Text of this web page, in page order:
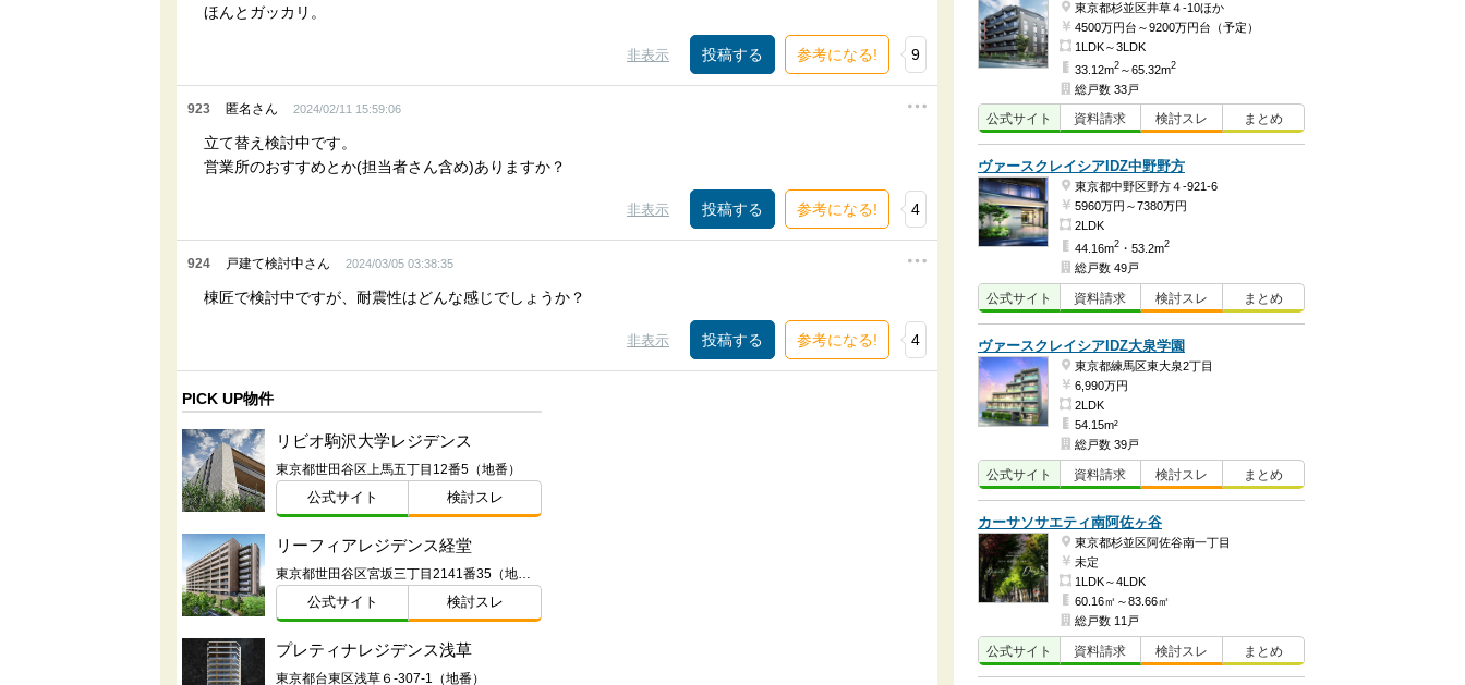
ほんとガッカリ。
非表示 参考になる! 9
923 匿名さん 2024/02/11 15:59:06
立て替え検討中です。
営業所のおすすめとか(担当者さん含め)ありますか？
非表示 参考になる! 4
924 戸建て検討中さん 2024/03/05 03:38:35
棟匠で検討中ですが、耐震性はどんな感じでしょうか？
非表示 参考になる! 4
PICK UP物件
リビオ駒沢大学レジデンス
東京都世田谷区上馬五丁目12番5（地番）
公式サイト 検討スレ
リーフィアレジデンス経堂
東京都世田谷区宮坂三丁目2141番35（地番）
公式サイト 検討スレ
プレティナレジデンス浅草
東京都台東区浅草６-307-1（地番）
東京都杉並区井草４-10ほか
4500万円台～9200万円台（予定）
1LDK～3LDK
33.12m2 ～65.32m2
総戸数 33戸
公式サイト 資料請求 検討スレ まとめ
ヴァースクレイシアIDZ中野野方
東京都中野区野方４-921-6
5960万円～7380万円
2LDK
44.16m2 ・53.2m2
総戸数 49戸
公式サイト 資料請求 検討スレ まとめ
ヴァースクレイシアIDZ大泉学園
東京都練馬区東大泉2丁目
6,990万円
2LDK
54.15m²
総戸数 39戸
公式サイト 資料請求 検討スレ まとめ
カーサソサエティ南阿佐ヶ谷
東京都杉並区阿佐谷南一丁目
未定
1LDK～4LDK
60.16㎡～83.66㎡
総戸数 11戸
公式サイト 資料請求 検討スレ まとめ